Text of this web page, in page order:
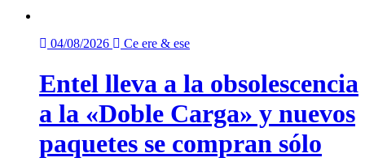
04/08/2026 Ce ere & ese
Entel lleva a la obsolescencia
a la «Doble Carga» y nuevos
paquetes se compran sólo